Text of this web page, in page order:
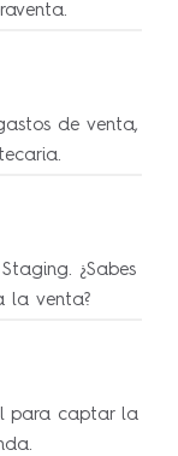
de venta,
¿Sabes
la venta?
para captar la